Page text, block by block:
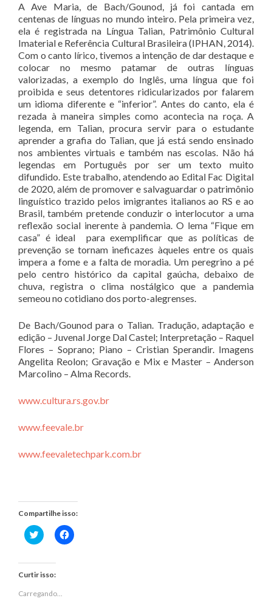
A Ave Maria, de Bach/Gounod, já foi cantada em
centenas de línguas no mundo inteiro. Pela primeira vez,
ela é registrada na Língua Talian, Patrimônio Cultural
Imaterial e Referência Cultural Brasileira (IPHAN, 2014).
Com o canto lírico, tivemos a intenção de dar destaque e
colocar no mesmo patamar de outras línguas
valorizadas, a exemplo do Inglês, uma língua que foi
proibida e seus detentores ridicularizados por falarem
um idioma diferente e “inferior”. Antes do canto, ela é
rezada à maneira simples como acontecia na roça. A
legenda, em Talian, procura servir para o estudante
aprender a grafia do Talian, que já está sendo ensinado
nos ambientes virtuais e também nas escolas. Não há
legendas em Português por ser um texto muito
difundido. Este trabalho, atendendo ao Edital Fac Digital
de 2020, além de promover e salvaguardar o patrimônio
linguístico trazido pelos imigrantes italianos ao RS e ao
Brasil, também pretende conduzir o interlocutor a uma
reflexão social inerente à pandemia. O lema “Fique em
casa” é ideal para exemplificar que as políticas de
prevenção se tornam ineficazes àqueles entre os quais
impera a fome e a falta de moradia. Um peregrino a pé
pelo centro histórico da capital gaúcha, debaixo de
chuva, registra o clima nostálgico que a pandemia
semeou no cotidiano dos porto-alegrenses.
De Bach/Gounod para o Talian. Tradução, adaptação e
edição – Juvenal Jorge Dal Castel; Interpretação – Raquel
Flores – Soprano; Piano – Cristian Sperandir. Imagens
Angelita Reolon; Gravação e Mix e Master – Anderson
Marcolino – Alma Records.
www.cultura.rs.gov.br
www.feevale.br
www.feevaletechpark.com.br
Compartilhe isso:
Clique
para
Twitter(abre
em
nova
janela)
Clique
para
Curtir isso:
Carregando...